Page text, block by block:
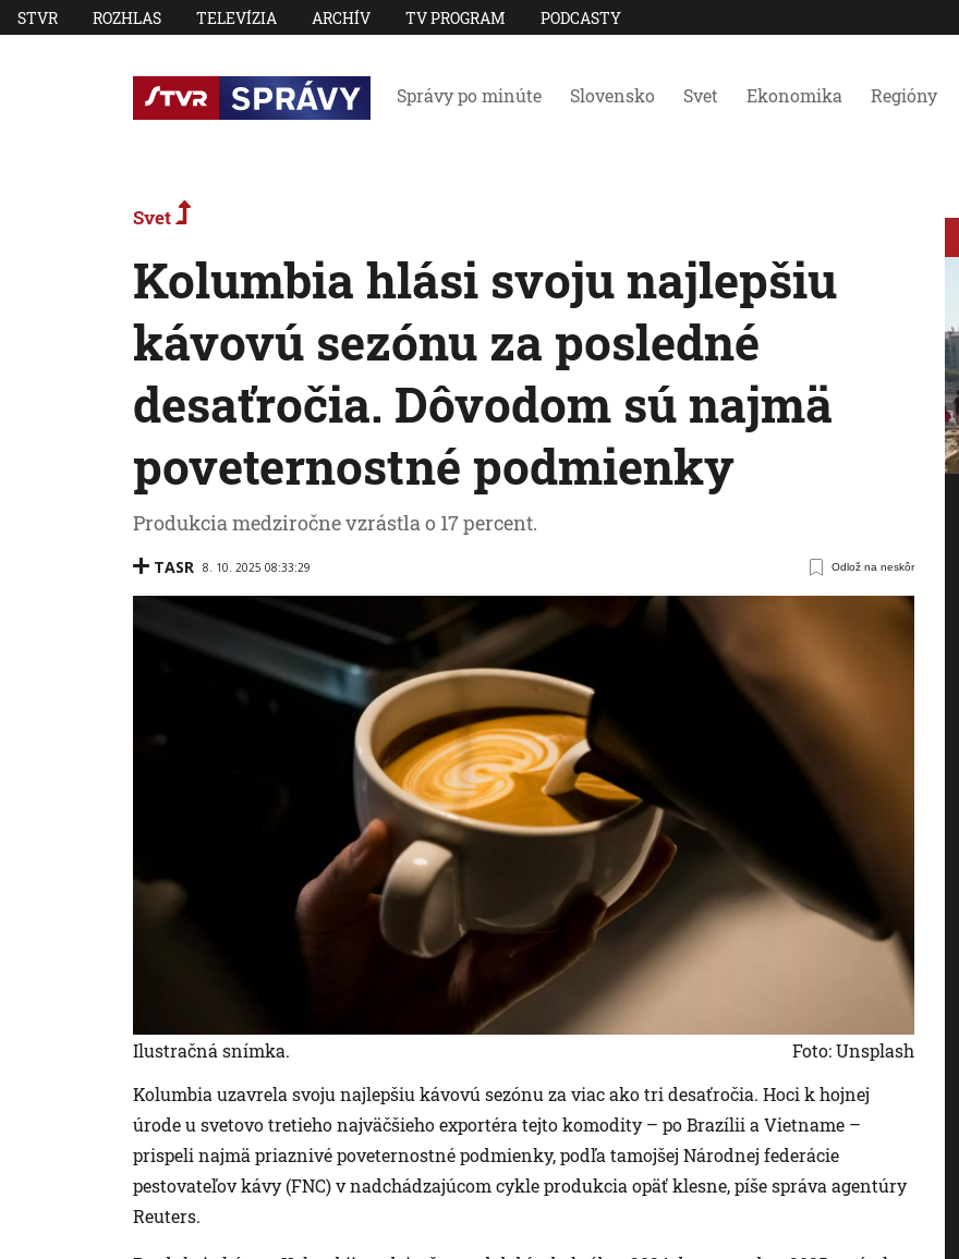
STVR ROZHLAS TELEVÍZIA ARCHÍV TV PROGRAM PODCASTY
Správy po minúte Slovensko Svet Ekonomika Regióny
Svet
Kolumbia hlási svoju najlepšiu
kávovú sezónu za posledné
desaťročia. Dôvodom sú najmä
poveternostné podmienky
Produkcia medziročne vzrástla o 17 percent.
TASR 8. 10. 2025 08:33:29 Odlož na neskôr
Ilustračná snímka.
Foto: Unsplash
Kolumbia uzavrela svoju najlepšiu kávovú sezónu za viac ako tri desaťročia. Hoci k hojnej
úrode u svetovo tretieho najväčšieho exportéra tejto komodity – po Brazílii a Vietname –
prispeli najmä priaznivé poveternostné podmienky, podľa tamojšej Národnej federácie
pestovateľov kávy (FNC) v nadchádzajúcom cykle produkcia opäť klesne, píše správa agentúry
Reuters.